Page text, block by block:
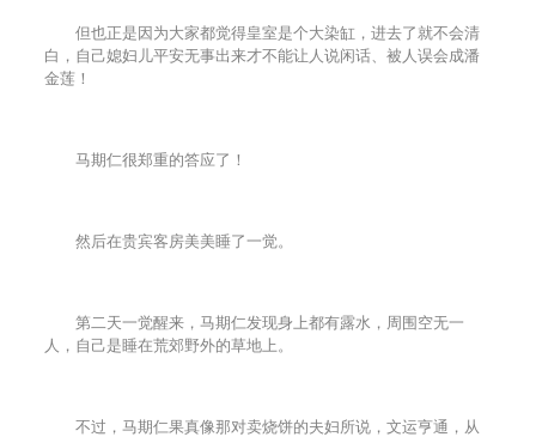
但也正是因为大家都觉得皇室是个大染缸，进去了就不会清
白，自己媳妇儿平安无事出来才不能让人说闲话、被人误会成潘
金莲！
马期仁很郑重的答应了！
然后在贵宾客房美美睡了一觉。
第二天一觉醒来，马期仁发现身上都有露水，周围空无一
人，自己是睡在荒郊野外的草地上。
不过，马期仁果真像那对卖烧饼的夫妇所说，文运亨通，从